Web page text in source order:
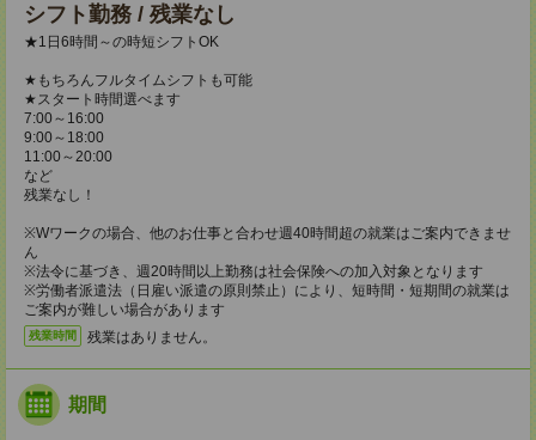
シフト勤務 / 残業なし
★1日6時間～の時短シフトOK
★もちろんフルタイムシフトも可能
★スタート時間選べます
7:00～16:00
9:00～18:00
11:00～20:00
など
残業なし！
※Wワークの場合、他のお仕事と合わせ週40時間超の就業はご案内できませ
ん
※法令に基づき、週20時間以上勤務は社会保険への加入対象となります
※労働者派遣法（日雇い派遣の原則禁止）により、短時間・短期間の就業は
ご案内が難しい場合があります
残業時間 残業はありません。
期間